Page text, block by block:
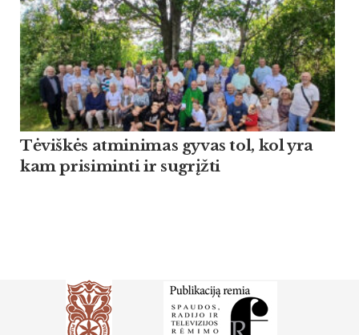
Tėviškės atminimas gyvas tol, kol yra
kam prisiminti ir sugrįžti